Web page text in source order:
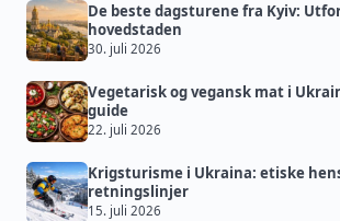
De beste dagsturene fra Kyiv:
hovedstaden
30. juli 2026
Vegetarisk og vegansk mat i
guide
22. juli 2026
Krigsturisme i Ukraina: etiske
retningslinjer
15. juli 2026